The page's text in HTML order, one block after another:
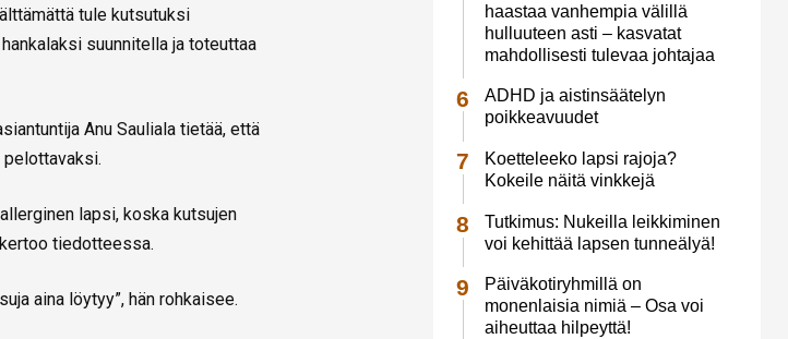
tule kutsutuksi
suunnitella ja toteuttaa
Anu Sauliala tietää, että
pelottavaksi.
lapsi, koska kutsujen
tiedotteessa.
aina löytyy”, hän rohkaisee.
haastaa vanhempia välillä
hulluuteen asti – kasvatat
mahdollisesti tulevaa johtajaa
ADHD ja aistinsäätelyn
poikkeavuudet
Koetteleeko lapsi rajoja?
Kokeile näitä vinkkejä
Tutkimus: Nukeilla leikkiminen
voi kehittää lapsen tunneälyä!
Päiväkotiryhmillä on
monenlaisia nimiä – Osa voi
aiheuttaa hilpeyttä!